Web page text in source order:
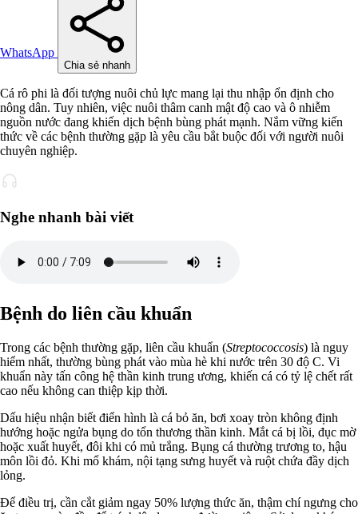
WhatsApp
Chia sẻ nhanh
Cá rô phi là đối tượng nuôi chủ lực mang lại thu nhập ổn định cho
nông dân. Tuy nhiên, việc nuôi thâm canh mật độ cao và ô nhiễm
nguồn nước đang khiến dịch bệnh bùng phát mạnh. Nắm vững kiến
thức về các bệnh thường gặp là yêu cầu bắt buộc đối với người nuôi
chuyên nghiệp.
Nghe nhanh bài viết
Bệnh do liên cầu khuẩn
Trong các bệnh thường gặp, liên cầu khuẩn (Streptococcosis) là nguy
hiểm nhất, thường bùng phát vào mùa hè khi nước trên 30 độ C. Vi
khuẩn này tấn công hệ thần kinh trung ương, khiến cá có tỷ lệ chết rất
cao nếu không can thiệp kịp thời.
Dấu hiệu nhận biết điển hình là cá bỏ ăn, bơi xoay tròn không định
hướng hoặc ngửa bụng do tổn thương thần kinh. Mắt cá bị lồi, đục mờ
hoặc xuất huyết, đôi khi có mủ trắng. Bụng cá thường trương to, hậu
môn lồi đỏ. Khi mổ khám, nội tạng sưng huyết và ruột chứa đầy dịch
lỏng.
Để điều trị, cần cắt giảm ngay 50% lượng thức ăn, thậm chí ngưng cho